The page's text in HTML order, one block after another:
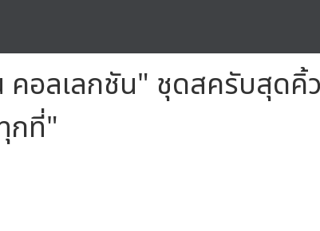
คอลเลกชัน" ชุดสครับสุด
กที่"